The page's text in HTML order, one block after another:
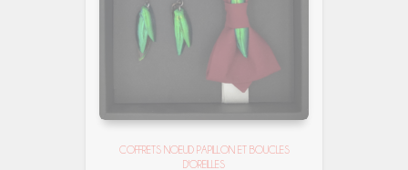
COFFRETS NOEUD PAPILLON ET BOUCLES
D'OREILLES